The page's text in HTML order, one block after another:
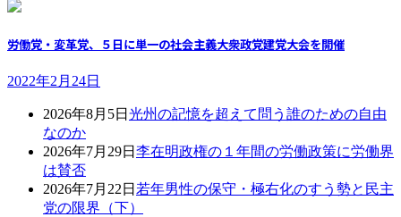
労働党・変革党、５日に単一の社会主義大衆政党建党大会を開催
2022年2月24日
2026年8月5日 光州の記憶を超えて問う誰のための自由
なのか
2026年7月29日 李在明政権の１年間の労働政策に労働界
は賛否
2026年7月22日 若年男性の保守・極右化のすう勢と民主
党の限界（下）